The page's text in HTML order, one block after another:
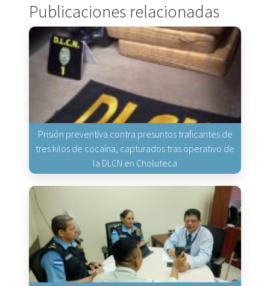
Publicaciones relacionadas
Prisión preventiva contra presuntos traficantes de
tres kilos de cocaína, capturados tras operativo de
la DLCN en Choluteca